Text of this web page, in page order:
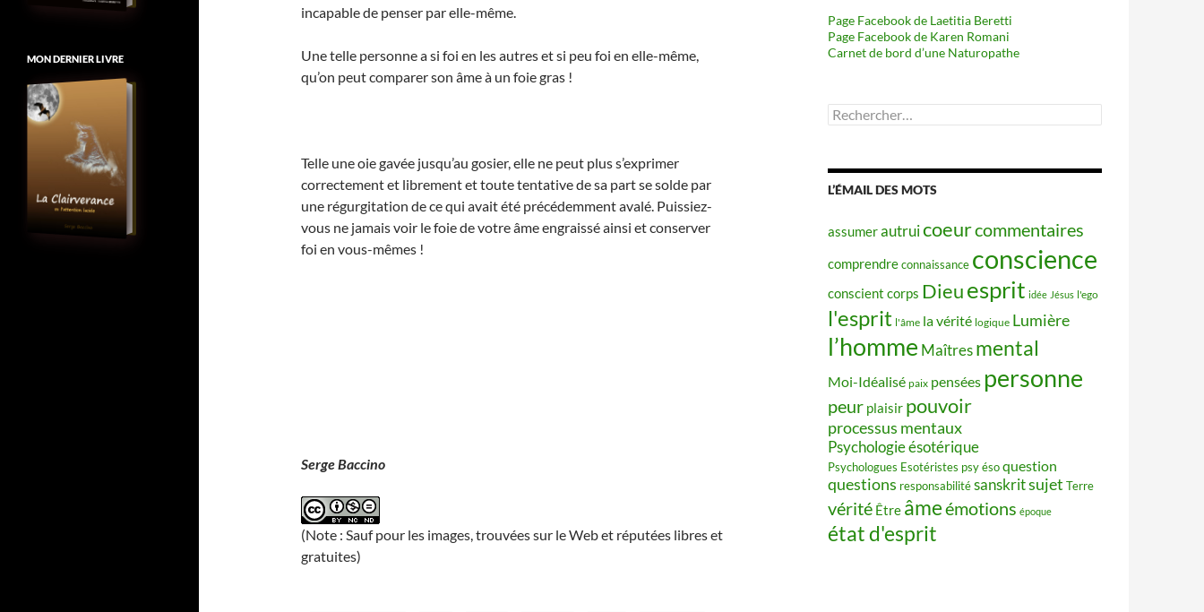
incapable de penser par elle-même.
Une telle personne a si foi en les autres et si peu foi en elle-même,
qu’on peut comparer son âme à un foie gras !
Telle une oie gavée jusqu’au gosier, elle ne peut plus s’exprimer
correctement et librement et toute tentative de sa part se solde par
une régurgitation de ce qui avait été précédemment avalé. Puissiez-
vous ne jamais voir le foie de votre âme engraissé ainsi et conserver
foi en vous-mêmes !
Serge Baccino
(Note : Sauf pour les images, trouvées sur le Web et réputées libres et
gratuites)
Page Facebook de Laetitia Beretti
Page Facebook de Karen Romani
Carnet de bord d’une Naturopathe
Rechercher :
L’ÉMAIL DES MOTS
assumerautruicoeurcommentaires
comprendreconnaissance conscience
conscient corps Dieuesprit idée Jésus l'ego
l'esprit l'âme la vérité logique Lumière
l’homme Maîtres mental
Moi-Idéalisé paix pensées personne
peur plaisir pouvoir
processus mentaux
Psychologie ésotérique
Psychologues Esotéristes psy ésoquestion
questions responsabilitésanskritsujet Terre
vérité Être âmeémotions époque
état d'esprit
MON DERNIER LIVRE